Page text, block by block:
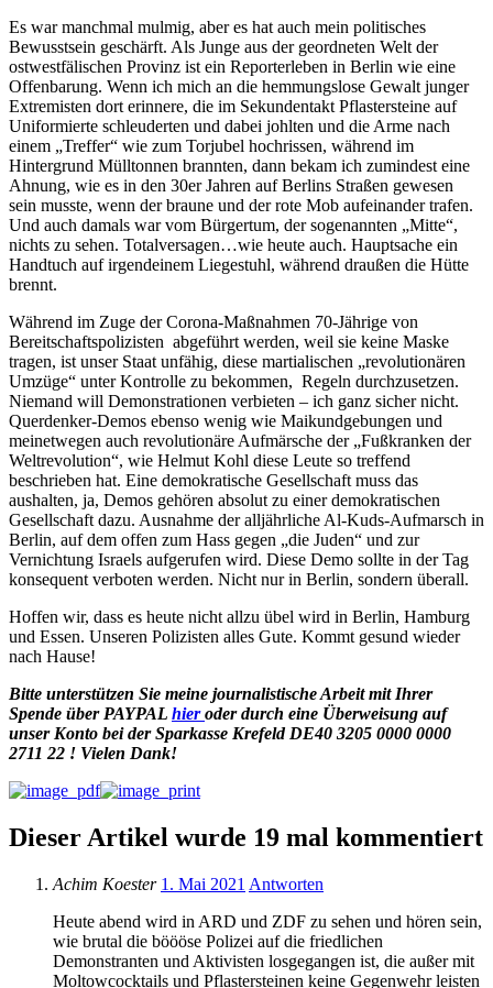
Es war manchmal mulmig, aber es hat auch mein politisches
Bewusstsein geschärft. Als Junge aus der geordneten Welt der
ostwestfälischen Provinz ist ein Reporterleben in Berlin wie eine
Offenbarung. Wenn ich mich an die hemmungslose Gewalt junger
Extremisten dort erinnere, die im Sekundentakt Pflastersteine auf
Uniformierte schleuderten und dabei johlten und die Arme nach
einem „Treffer“ wie zum Torjubel hochrissen, während im
Hintergrund Mülltonnen brannten, dann bekam ich zumindest eine
Ahnung, wie es in den 30er Jahren auf Berlins Straßen gewesen
sein musste, wenn der braune und der rote Mob aufeinander trafen.
Und auch damals war vom Bürgertum, der sogenannten „Mitte“,
nichts zu sehen. Totalversagen…wie heute auch. Hauptsache ein
Handtuch auf irgendeinem Liegestuhl, während draußen die Hütte
brennt.
Während im Zuge der Corona-Maßnahmen 70-Jährige von
Bereitschaftspolizisten abgeführt werden, weil sie keine Maske
tragen, ist unser Staat unfähig, diese martialischen „revolutionären
Umzüge“ unter Kontrolle zu bekommen, Regeln durchzusetzen.
Niemand will Demonstrationen verbieten – ich ganz sicher nicht.
Querdenker-Demos ebenso wenig wie Maikundgebungen und
meinetwegen auch revolutionäre Aufmärsche der „Fußkranken der
Weltrevolution“, wie Helmut Kohl diese Leute so treffend
beschrieben hat. Eine demokratische Gesellschaft muss das
aushalten, ja, Demos gehören absolut zu einer demokratischen
Gesellschaft dazu. Ausnahme der alljährliche Al-Kuds-Aufmarsch in
Berlin, auf dem offen zum Hass gegen „die Juden“ und zur
Vernichtung Israels aufgerufen wird. Diese Demo sollte in der Tag
konsequent verboten werden. Nicht nur in Berlin, sondern überall.
Hoffen wir, dass es heute nicht allzu übel wird in Berlin, Hamburg
und Essen. Unseren Polizisten alles Gute. Kommt gesund wieder
nach Hause!
Bitte unterstützen Sie meine journalistische Arbeit mit Ihrer
Spende über PAYPAL hieroder durch eine Überweisung auf
unser Konto bei der Sparkasse Krefeld DE40 3205 0000 0000
2711 22 ! Vielen Dank!
Dieser Artikel wurde 19 mal kommentiert
Achim Koester 1. Mai 2021 Antworten
Heute abend wird in ARD und ZDF zu sehen und hören sein,
wie brutal die böööse Polizei auf die friedlichen
Demonstranten und Aktivisten losgegangen ist, die außer mit
Moltowcocktails und Pflastersteinen keine Gegenwehr leisten